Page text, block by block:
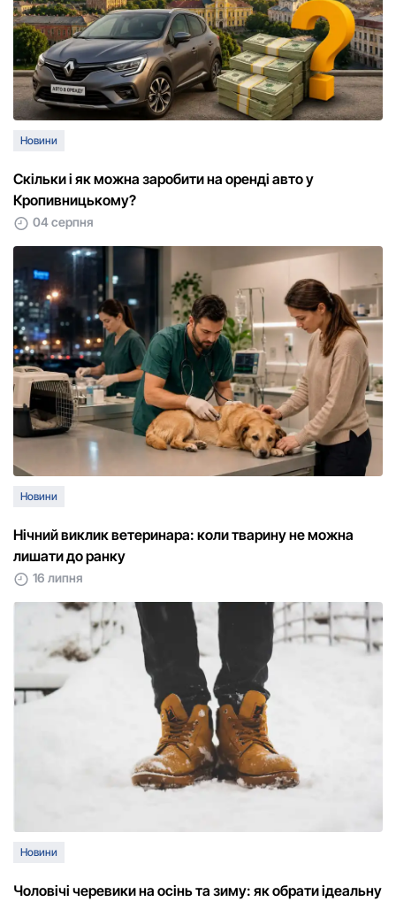
Новини
Скільки і як можна заробити на оренді авто у
Кропивницькому?
04 серпня
Новини
Нічний виклик ветеринара: коли тварину не можна
лишати до ранку
16 липня
Новини
Чоловічі черевики на осінь та зиму: як обрати ідеальну